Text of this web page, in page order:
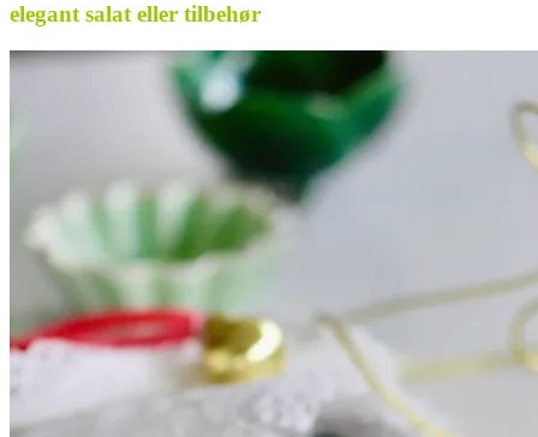
elegant salat eller tilbehør